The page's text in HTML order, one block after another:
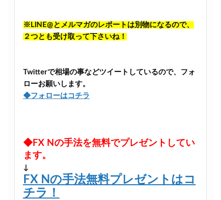
※LINE@とメルマガのレポートは別物になるので、
２つとも受け取って下さいね！
Twitterで相場の事などツイートしているので、フォ
ローお願いします。
◆フォローはコチラ
◆FX Nの手法を無料でプレゼントしてい
ます。
↓
FX Nの手法無料プレゼントはコ
チラ！